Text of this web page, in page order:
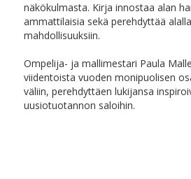
näkökulmasta. Kirja innostaa alan
ammattilaisia sekä perehdyttää
mahdollisuuksiin.
Ompelija- ja mallimestari Paula
viidentoista vuoden monipuolisen
väliin, perehdyttäen lukijansa
uusiotuotannon saloihin.